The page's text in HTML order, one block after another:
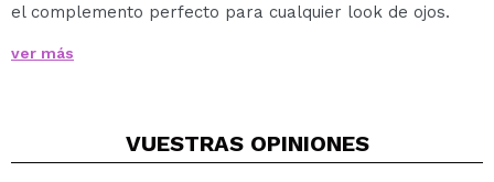
el complemento perfecto para cualquier look de ojos.
pestañas de infarto.
ver más
VUESTRAS OPINIONES